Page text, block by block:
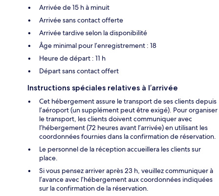
Arrivée de 15 h à minuit
Arrivée sans contact offerte
Arrivée tardive selon la disponibilité
Âge minimal pour l’enregistrement : 18
Heure de départ : 11 h
Départ sans contact offert
Instructions spéciales relatives à l’arrivée
Cet hébergement assure le transport de ses clients depuis
l’aéroport (un supplément peut être exigé). Pour organiser
le transport, les clients doivent communiquer avec
l’hébergement (72 heures avant l’arrivée) en utilisant les
coordonnées fournies dans la confirmation de réservation.
Le personnel de la réception accueillera les clients sur
place.
Si vous pensez arriver après 23 h, veuillez communiquer à
l’avance avec l’hébergement aux coordonnées indiquées
sur la confirmation de la réservation.